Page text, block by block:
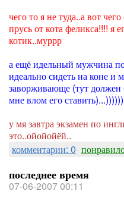
чего то я не туда..а вот
прусь от кота феликса!!!!
котик..муррр
а ещё идельный мужчина
идеально сидеть на коне и
заворживающе (тут
мне влом его
у мя завтра экзамен по
это..ойойойёй..
комментарии: 0
последнее время
07-06-2007 00:11